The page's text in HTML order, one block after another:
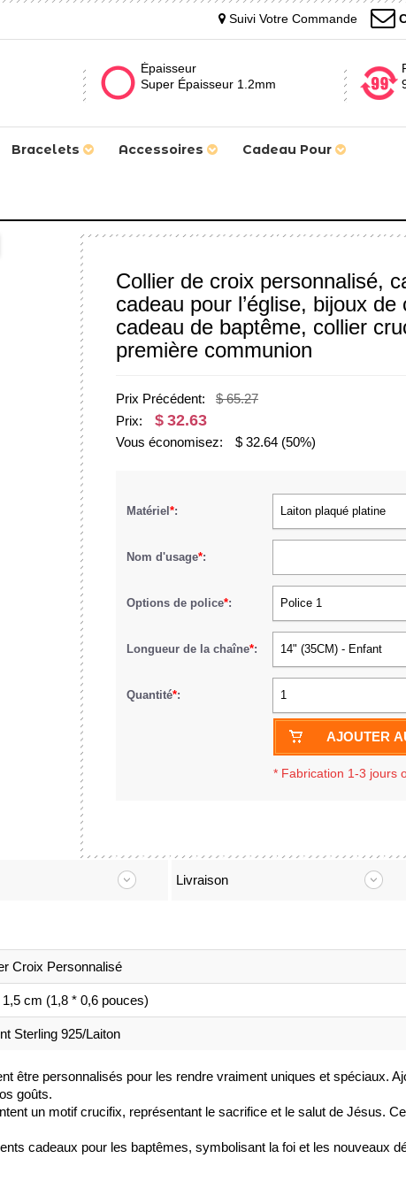
Suivi Votre Commande
Épaisseur
Super Épaisseur 1.2mm
Bracelets Accessoires Cadeau Pour
Collier de croix personnalisé,
cadeau pour l’église, bijoux
cadeau de baptême, collier
première communion
Prix Précédent:
$ 65.27
Prix:
$ 32.63
Vous économisez: $ 32.64 (50%)
Matériel *: Laiton plaqué platine
Nom d'usage*:
Options de police*: Police 1
Longueur de la chaîne*: 14" (35CM) - Enfant
Quantité*: 1
AJOUTER
* Fabrication 1-3 jours
Livraison
Croix Personnalisé
cm (1,8 * 0,6 pouces)
Sterling 925/Laiton
être personnalisés pour les rendre vraiment uniques et spéciaux.
goûts.
un motif crucifix, représentant le sacrifice et le salut de Jésus.
cadeaux pour les baptêmes, symbolisant la foi et les nouveaux